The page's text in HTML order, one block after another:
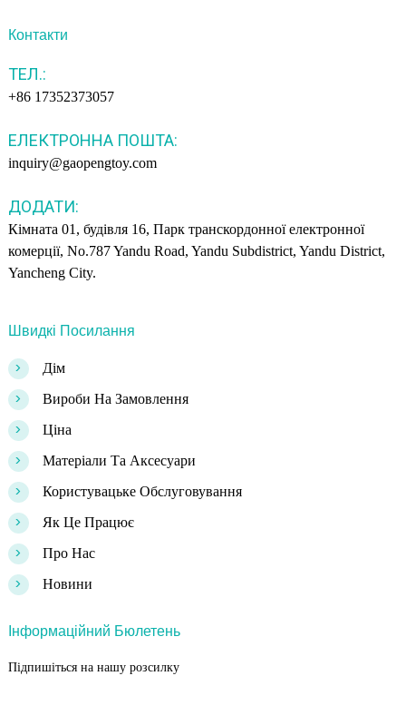
Контакти
ТЕЛ.:
+86 17352373057
ЕЛЕКТРОННА ПОШТА:
inquiry@gaopengtoy.com
ДОДАТИ:
Кімната 01, будівля 16, Парк транскордонної електронної
комерції, No.787 Yandu Road, Yandu Subdistrict, Yandu District,
Yancheng City.
Швидкі Посилання
> Дім
> Вироби На Замовлення
> Ціна
> Матеріали Та Аксесуари
> Користувацьке Обслуговування
> Як Це Працює
> Про Нас
> Новини
Інформаційний Бюлетень
Підпишіться на нашу розсилку